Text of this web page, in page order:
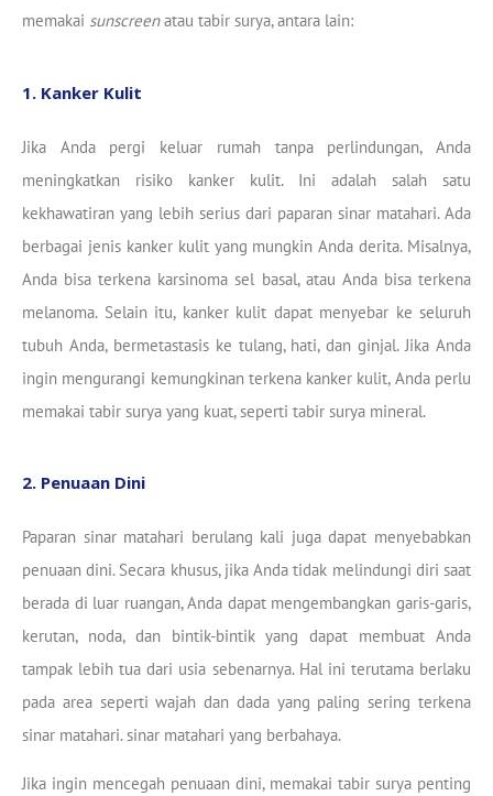
memakai sunscreenatau tabir surya, antara lain:
1. Kanker Kulit
Jika Anda pergi keluar rumah tanpa perlindungan, Anda
meningkatkan risiko kanker kulit. Ini adalah salah satu
kekhawatiran yang lebih serius dari paparan sinar matahari. Ada
berbagai jenis kanker kulit yang mungkin Anda derita. Misalnya,
Anda bisa terkena karsinoma sel basal, atau Anda bisa terkena
melanoma. Selain itu, kanker kulit dapat menyebar ke seluruh
tubuh Anda, bermetastasis ke tulang, hati, dan ginjal. Jika Anda
ingin mengurangi kemungkinan terkena kanker kulit, Anda perlu
memakai tabir surya yang kuat, seperti tabir surya mineral.
2. Penuaan Dini
Paparan sinar matahari berulang kali juga dapat menyebabkan
penuaan dini. Secara khusus, jika Anda tidak melindungi diri saat
berada di luar ruangan, Anda dapat mengembangkan garis-garis,
kerutan, noda, dan bintik-bintik yang dapat membuat Anda
tampak lebih tua dari usia sebenarnya. Hal ini terutama berlaku
pada area seperti wajah dan dada yang paling sering terkena
sinar matahari. sinar matahari yang berbahaya.
Jika ingin mencegah penuaan dini, memakai tabir surya penting